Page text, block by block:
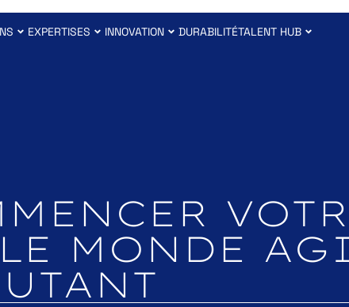
EXPERTISES INNOVATION DURABILITÉTALENT HUB
MONDE